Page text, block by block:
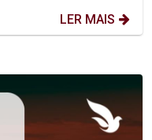
LER MAIS